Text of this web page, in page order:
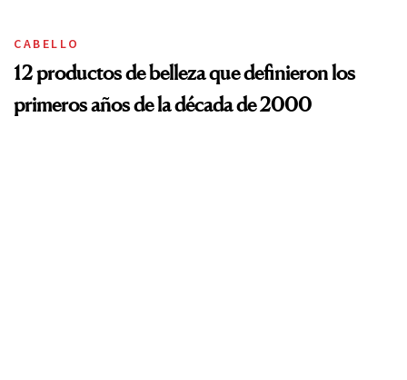
CABELLO
12 productos de belleza que definieron los
primeros años de la década de 2000